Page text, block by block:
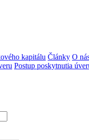
kapitálu Články O
Postup poskytnutia